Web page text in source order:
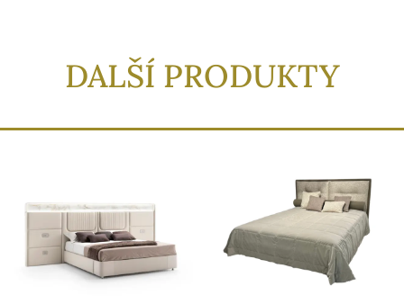
DALŠÍ PRODUKTY